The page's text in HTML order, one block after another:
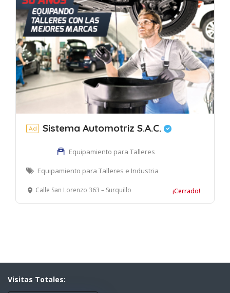
Ad Sistema Automotriz S.A.C.
Equipamiento para Talleres
Equipamiento para Talleres e Industria
Calle San Lorenzo 363 – Surquillo ¡Cerrado!
Visitas Totales: